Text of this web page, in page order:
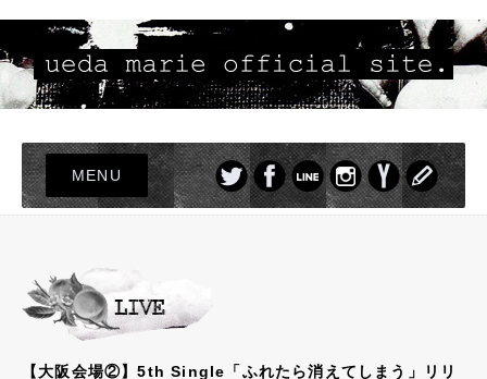
MENU
LIVE
NEWS
PROFILE
DISCOGRAPHY
【大阪会場②】5th Single「ふれたら消えてしまう」リリ